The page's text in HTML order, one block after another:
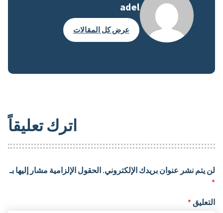
adel
عرض كل المقالات
اترك تعليقاً
لن يتم نشر عنوان بريدك الإلكتروني. الحقول الإلزامية مشار إليها بـ
*
التعليق *